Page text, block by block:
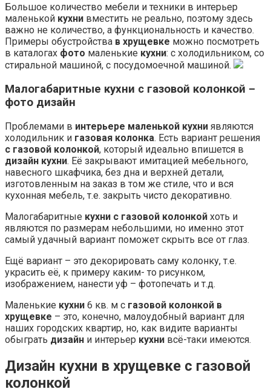
Большое количество мебели и техники в интерьер
маленькой кухни вместить не реально, поэтому здесь
важно не количество, а функциональность и качество.
Примеры обустройства в хрущевке можно посмотреть
в каталогах фото маленькие кухни: с холодильником, со
стиральной машиной, с посудомоечной машиной.
Малогабаритные кухни с газовой колонкой –
фото дизайн
Проблемами в интерьере маленькой кухни являются
холодильник и газовая колонка. Есть вариант решения
с газовой колонкой, который идеально впишется в
дизайн кухни. Её закрывают имитацией мебельного,
навесного шкафчика, без дна и верхней детали,
изготовленным на заказ в том же стиле, что и вся
кухонная мебель, т.е. закрыть чисто декоративно.
Малогабаритные кухни с газовой колонкой хоть и
являются по размерам небольшими, но именно этот
самый удачный вариант поможет скрыть все от глаз.
Ещё вариант – это декорировать саму колонку, т.е.
украсить её, к примеру каким- то рисунком,
изображением, нанести уф – фотопечать и т.д.
Маленькие кухни 6 кв. м с газовой колонкой в
хрущевке – это, конечно, малоудобный вариант для
наших городских квартир, но, как видите варианты
обыграть дизайн и интерьер кухни всё-таки имеются.
Дизайн кухни в хрущевке с газовой
колонкой